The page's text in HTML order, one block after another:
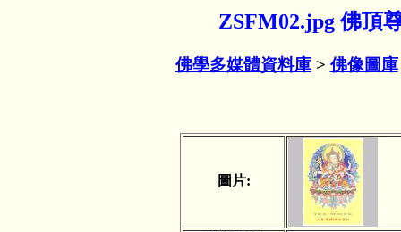
ZSFM02.jpg 佛頂
佛學多媒體資料庫> 佛像圖庫
圖片: